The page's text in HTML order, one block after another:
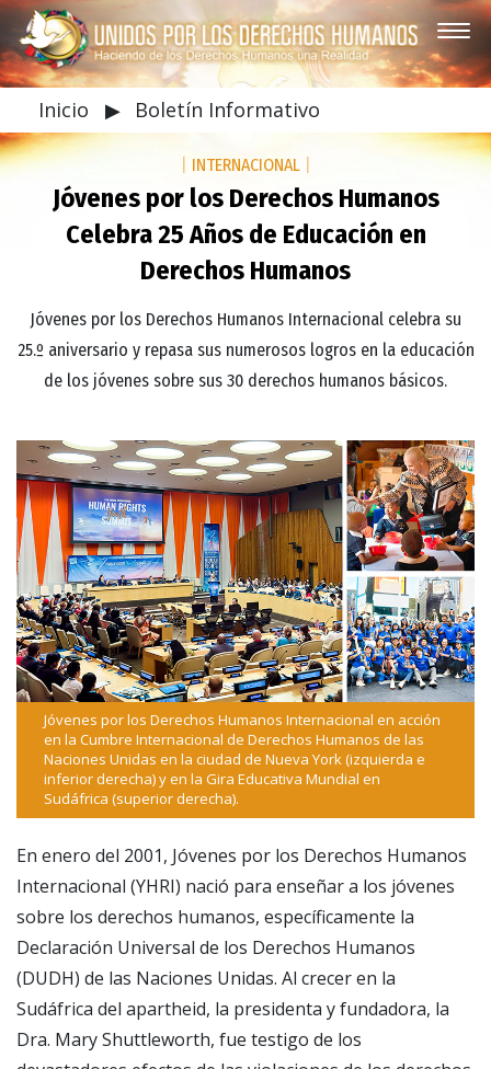
Inicio ▶ Boletín Informativo
INTERNACIONAL
Jóvenes por los Derechos Humanos
Celebra 25 Años de Educación en
Derechos Humanos
Jóvenes por los Derechos Humanos Internacional celebra su
25.º aniversario y repasa sus numerosos logros en la educación
de los jóvenes sobre sus 30 derechos humanos básicos.
Jóvenes por los Derechos Humanos Internacional en acción
en la Cumbre Internacional de Derechos Humanos de las
Naciones Unidas en la ciudad de Nueva York (izquierda e
inferior derecha) y en la Gira Educativa Mundial en
Sudáfrica (superior derecha).
En enero del 2001, Jóvenes por los Derechos Humanos
Internacional (YHRI) nació para enseñar a los jóvenes
sobre los derechos humanos, específicamente la
Declaración Universal de los Derechos Humanos
(DUDH) de las Naciones Unidas. Al crecer en la
Sudáfrica del apartheid, la presidenta y fundadora, la
Dra. Mary Shuttleworth, fue testigo de los